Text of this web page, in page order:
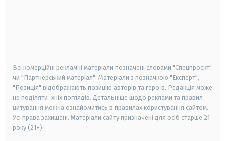
Всі комерційні рекламні матеріали позначені словами "Спецпроєкт"
чи "Партнерський матеріал". Матеріали з позначкою "Експерт",
"Позиція" відображають позицію авторів та героїв. Редакція може
не поділяти їхніх поглядів. Детальніше щодо реклами та правил
цитування можна ознайомитись в правилах користування сайтом.
Усі права захищені. Матеріали сайту призначені для осіб старше 21
року (21+)